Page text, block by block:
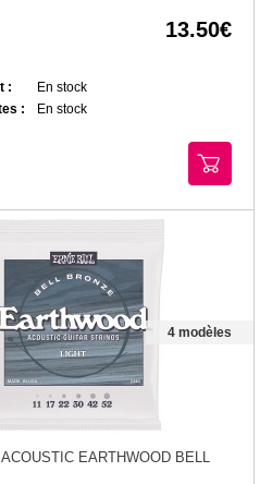
13.50
:
En stock
:
En stock
4 modèles
ACOUSTIC EARTHWOOD BELL